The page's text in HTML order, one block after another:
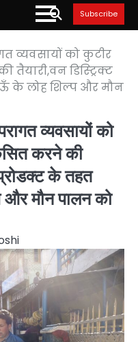
Subscribe
व्यवसायों को कुटीर
डिस्ट्रिक्ट
के लोह शिल्प और मौन
व्यवसायों को
करने की
के तहत
मौन पालन को